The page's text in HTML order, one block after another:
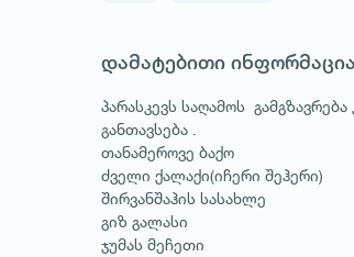
დამატებითი ინფორმაცია
პარასკევს საღამოს
განთავსება .
თანამეროვე ბაქო
ძველი ქალაქი(იჩერი შეჰერი)
შირვანშაჰის სასახლე
გიზ გალასი
ჯუმას მეჩეთი